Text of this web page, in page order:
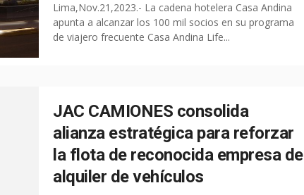
Lima,Nov.21,2023.- La cadena hotelera Casa Andina
apunta a alcanzar los 100 mil socios en su programa
de viajero frecuente Casa Andina Life...
JAC CAMIONES consolida
alianza estratégica para reforzar
la flota de reconocida empresa de
alquiler de vehículos